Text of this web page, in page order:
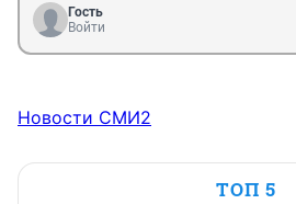
Гость
Войти
Новости СМИ2
ТОП 5